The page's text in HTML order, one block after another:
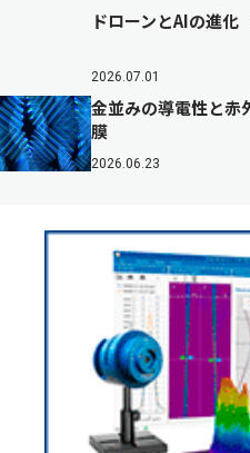
ドローンとAIの進
2026.07.01
金並みの導電性と赤
膜
2026.06.23